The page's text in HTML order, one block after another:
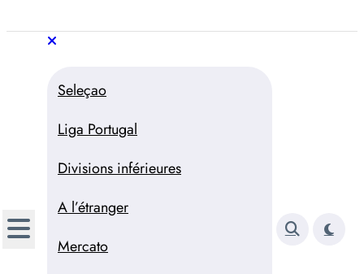
au
Trivela
L'actualité du football portugais
Seleçao
Liga Portugal
Divisions inférieures
A l’étranger
Mercato